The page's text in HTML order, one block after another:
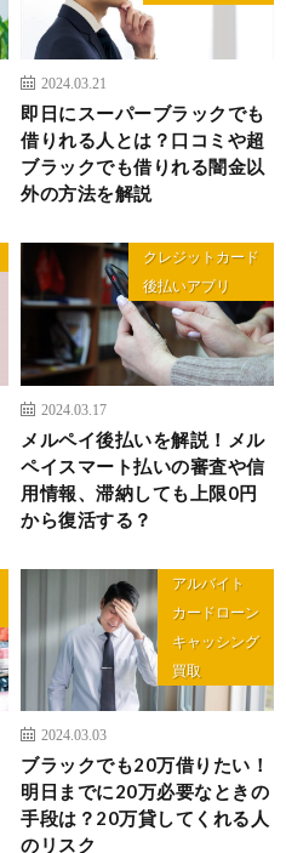
2024.03.21
即日にスーパーブラックでも
借りれる人とは？口コミや超
ブラックでも借りれる闇金以
外の方法を解説
クレジットカード
後払いアプリ
2024.03.17
メルペイ後払いを解説！メル
ペイスマート払いの審査や信
用情報、滞納しても上限0円
から復活する？
アルバイト
カードローン
キャッシング
買取
2024.03.03
ブラックでも20万借りたい！
明日までに20万必要なときの
手段は？20万貸してくれる人
のリスク